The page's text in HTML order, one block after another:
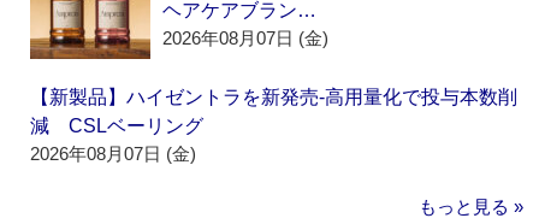
ヘアケアブラン…
2026年08月07日 (金)
【新製品】ハイゼントラを新発売‐高用量化で投与本数削
減 CSLベーリング
2026年08月07日 (金)
もっと見る »